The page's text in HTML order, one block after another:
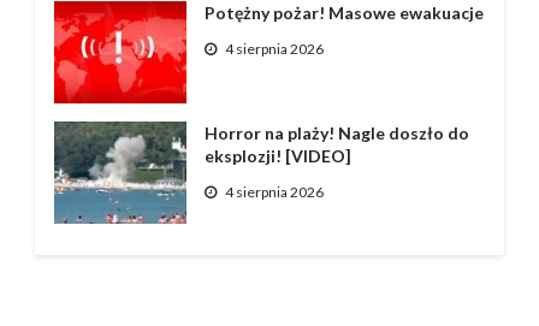
Potężny pożar! Masowe ewakuacje
4 sierpnia 2026
Horror na plaży! Nagle doszło do
eksplozji! [VIDEO]
4 sierpnia 2026